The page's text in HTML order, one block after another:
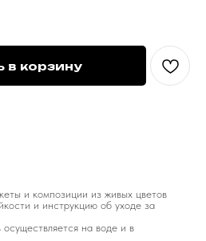
в корзину
и композиции из живых цветов
и инструкцию об уходе за
на воде и в